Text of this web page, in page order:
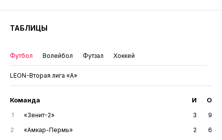
ТАБЛИЦЫ
Футбол Волейбол Футзал Хоккей
LEON-Вторая лига «А»
Команда И О
1 «Зенит-2» 3
9
2
«Амкар-Пермь» 2
6